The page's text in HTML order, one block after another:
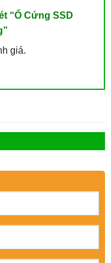
“Ổ Cứng SSD
giá.